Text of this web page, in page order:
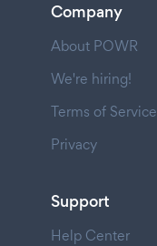
Company
About POWR
We're hiring!
Terms of Service
Privacy
Support
Help Center